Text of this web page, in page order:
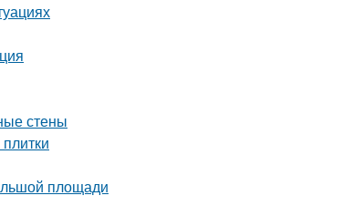
стены
площади